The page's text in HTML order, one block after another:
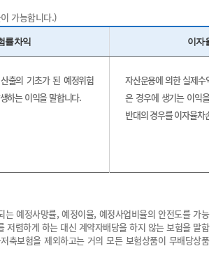
가능합니다.)
률차익 이자율
출의 기초가 된 예정위험
하는 이익을 말합니다.
자산운용에 의한 실제수
은 경우에 생기는 이익을
반대의 경우를 이자율차
는 예정사망률, 예정이율, 예정사업비율의 안전도를 가능
저렴하게 하는 대신 계약자배당을 하지 않는 보험을 말합
축보험을 제외하고는 거의 모든 보험상품이 무배당상품